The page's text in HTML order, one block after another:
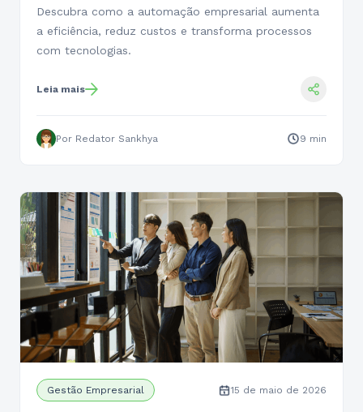
Descubra como a automação empresarial aumenta
a eficiência, reduz custos e transforma processos
com tecnologias.
Leia mais
Por Redator Sankhya 9 min
Gestão Empresarial 15 de maio de 2026